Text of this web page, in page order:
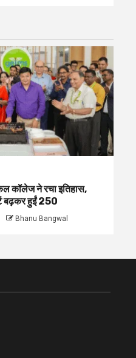
कॉलेज ने रचा इतिहास,
बढ़कर हुईं 250
Bhanu Bangwal